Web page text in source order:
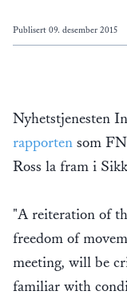
Publisert 09. desember 2015
Nyhetstjenesten
rapporten som
Ross la fram i
"A reiteration of
freedom of
meeting, will be
familiar with